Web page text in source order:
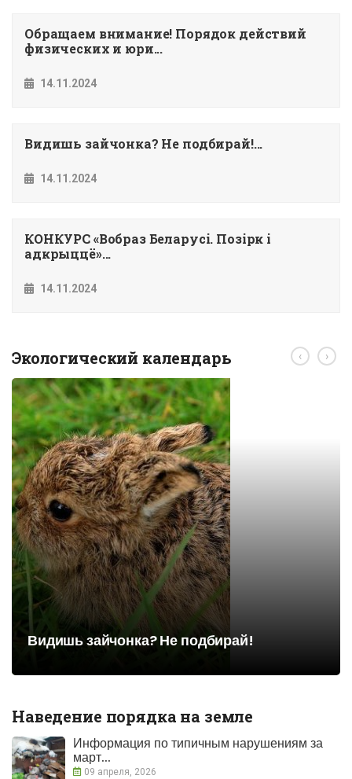
Обращаем внимание! Порядок действий
физических и юри...
14.11.2024
Видишь зайчонка? Не подбирай!...
14.11.2024
КОНКУРС «Вобраз Беларусi. Позiрк i
адкрыццё»...
14.11.2024
Экологический календарь
Видишь зайчонка? Не подбирай!
‹ ›
Наведение порядка на земле
Информация по типичным нарушениям за
март...
09 апреля, 2026